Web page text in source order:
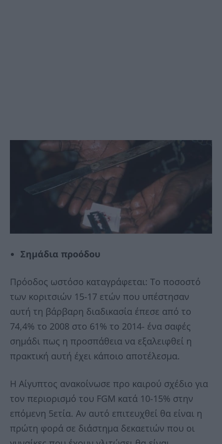
Σημάδια προόδου
Πρόοδος ωστόσο καταγράφεται: Το ποσοστό
των κοριτσιών 15-17 ετών που υπέστησαν
αυτή τη βάρβαρη διαδικασία έπεσε από το
74,4% το 2008 στο 61% το 2014- ένα σαφές
σημάδι πως η προσπάθεια να εξαλειφθεί η
πρακτική αυτή έχει κάποιο αποτέλεσμα.
Η Αίγυπτος ανακοίνωσε προ καιρού σχέδιο για
τον περιορισμό του FGM κατά 10-15% στην
επόμενη 5ετία. Αν αυτό επιτευχθεί θα είναι η
πρώτη φορά σε διάστημα δεκαετιών που οι